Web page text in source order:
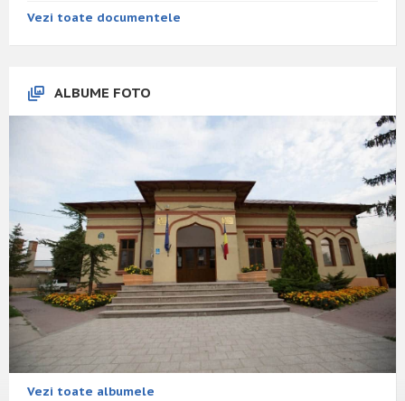
Vezi toate documentele
ALBUME FOTO
Vezi toate albumele